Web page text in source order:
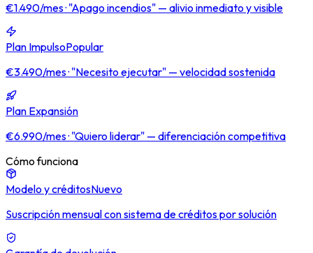
€1.490/mes · "Apago incendios" — alivio inmediato y visible
Plan ImpulsoPopular
€3.490/mes · "Necesito ejecutar" — velocidad sostenida
Plan Expansión
€6.990/mes · "Quiero liderar" — diferenciación competitiva
Cómo funciona
Modelo y créditosNuevo
Suscripción mensual con sistema de créditos por solución